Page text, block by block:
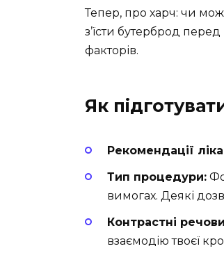
Тепер, про харч: чи
з’їсти бутерброд
факторів.
Як
Рекомендації
Тип процедури:
вимогах. Деякі
Контрастні
взаємодію твоєї